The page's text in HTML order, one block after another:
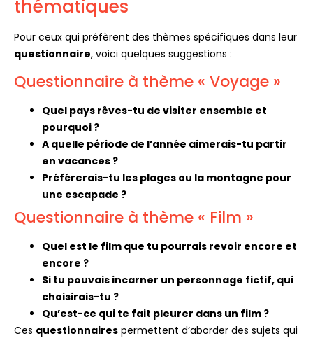
thématiques
Pour ceux qui préfèrent des thèmes spécifiques dans leur
questionnaire, voici quelques suggestions :
Questionnaire à thème « Voyage »
Quel pays rêves-tu de visiter ensemble et
pourquoi ?
A quelle période de l’année aimerais-tu partir
en vacances ?
Préférerais-tu les plages ou la montagne pour
une escapade ?
Questionnaire à thème « Film »
Quel est le film que tu pourrais revoir encore et
encore ?
Si tu pouvais incarner un personnage fictif, qui
choisirais-tu ?
Qu’est-ce qui te fait pleurer dans un film ?
Ces questionnaires permettent d’aborder des sujets qui